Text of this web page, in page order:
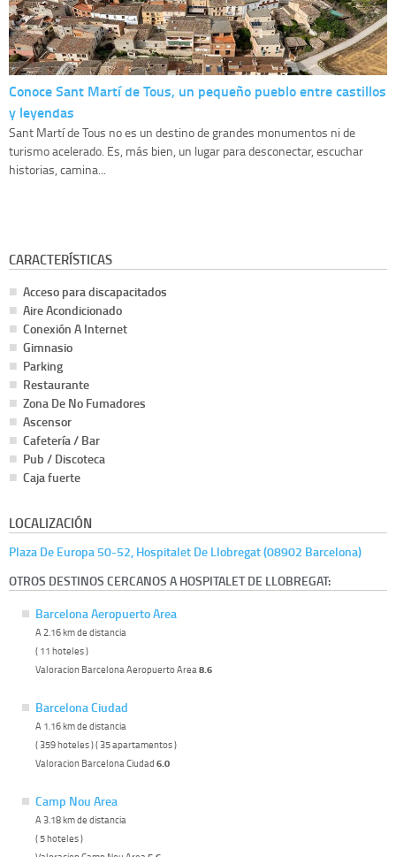
Conoce Sant Martí de Tous, un pequeño pueblo entre castillos
y leyendas
Sant Martí de Tous no es un destino de grandes monumentos ni de
turismo acelerado. Es, más bien, un lugar para desconectar, escuchar
historias, camina...
CARACTERÍSTICAS
Acceso para discapacitados
Aire Acondicionado
Conexión A Internet
Gimnasio
Parking
Restaurante
Zona De No Fumadores
Ascensor
Cafetería / Bar
Pub / Discoteca
Caja fuerte
LOCALIZACIÓN
Plaza De Europa 50-52, Hospitalet De Llobregat (08902 Barcelona)
OTROS DESTINOS CERCANOS A HOSPITALET DE LLOBREGAT:
Barcelona Aeropuerto Area
A 2.16 km de distancia
( 11 hoteles )
Valoracion Barcelona Aeropuerto Area 8.6
Barcelona Ciudad
A 1.16 km de distancia
( 359 hoteles ) ( 35 apartamentos )
Valoracion Barcelona Ciudad 6.0
Camp Nou Area
A 3.18 km de distancia
( 5 hoteles )